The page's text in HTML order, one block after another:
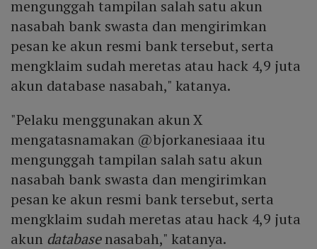
mengunggah tampilan salah satu akun
nasabah bank swasta dan mengirimkan
pesan ke akun resmi bank tersebut, serta
mengklaim sudah meretas atau hack 4,9 juta
akun database nasabah," katanya.
"Pelaku menggunakan akun X
mengatasnamakan @bjorkanesiaaa itu
mengunggah tampilan salah satu akun
nasabah bank swasta dan mengirimkan
pesan ke akun resmi bank tersebut, serta
mengklaim sudah meretas atau hack 4,9 juta
akun databasenasabah," katanya.